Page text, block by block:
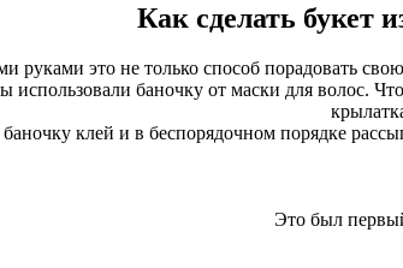
Как сделать букет
руками это не только способ порадовать
использовали баночку от маски для волос.
клей и в беспорядочном порядке
Это был